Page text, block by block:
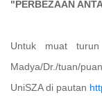
"PERBEZAAN
Untuk muat turun
Madya/Dr./tuan/
UniSZA di pautan